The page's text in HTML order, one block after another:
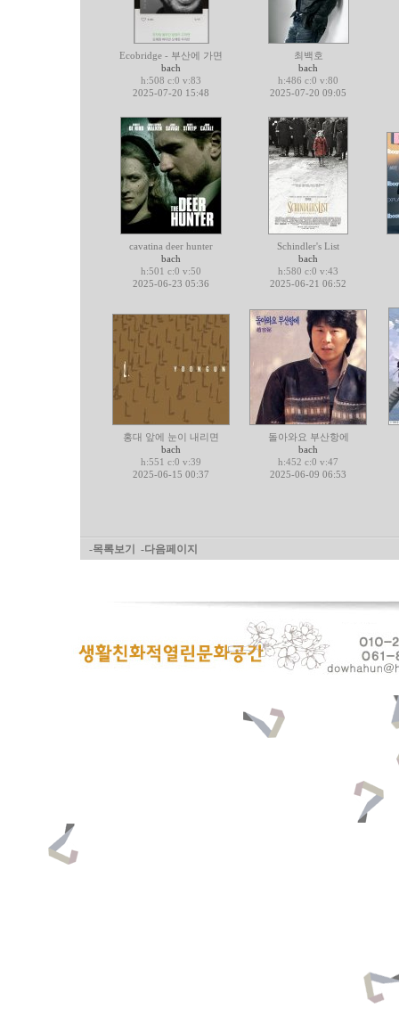
Ecobridge - 부산에 가면
bach
h:508 c:0 v:83
2025-07-20 15:48
최백호
bach
h:486 c:0 v:80
2025-07-20 09:05
cavatina deer hunter
bach
h:501 c:0 v:50
2025-06-23 05:36
Schindler's List
bach
h:580 c:0 v:43
2025-06-21 06:52
홍대 앞에 눈이 내리면
bach
h:551 c:0 v:39
2025-06-15 00:37
돌아와요 부산항에
bach
h:452 c:0 v:47
2025-06-09 06:53
-목록보기 -다음페이지